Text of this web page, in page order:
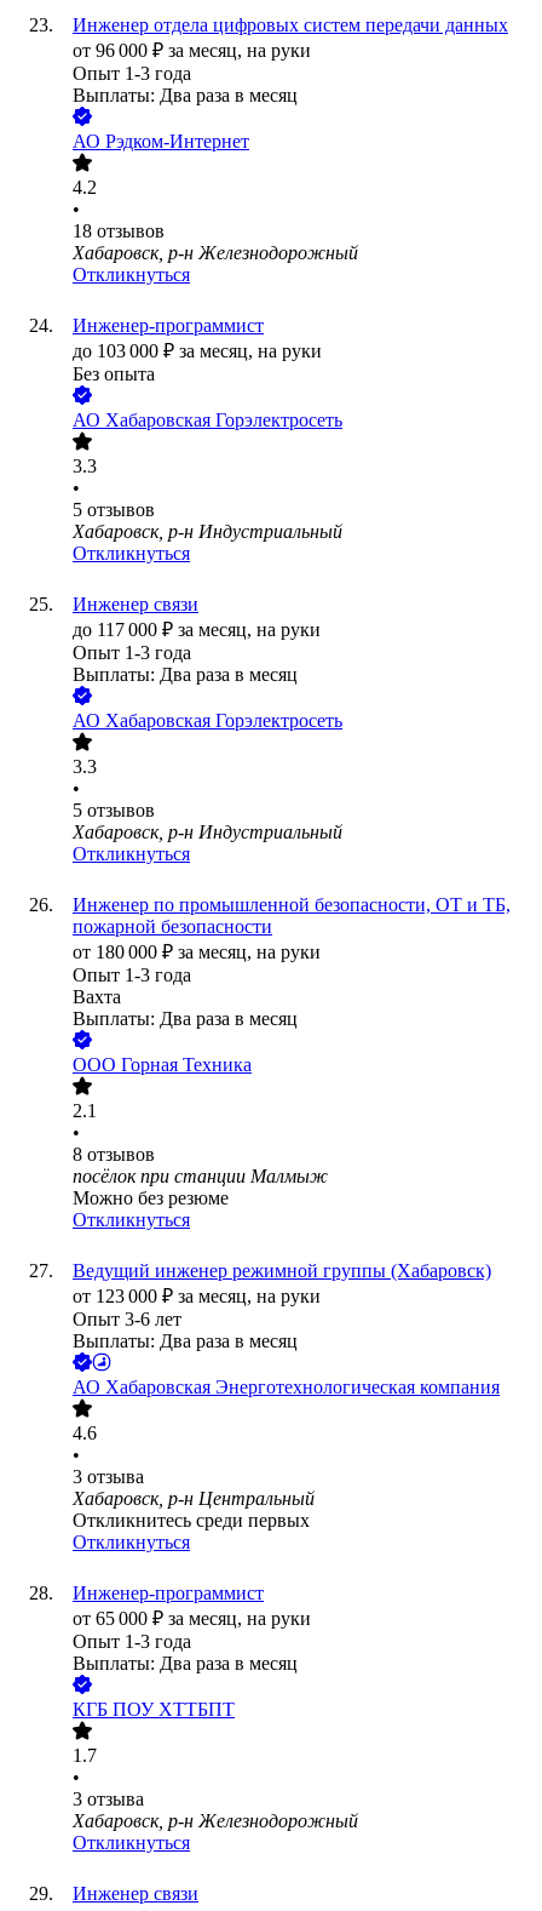
Инженер отдела цифровых систем передачи данных
от 96 000 ₽ за месяц, на руки
Опыт 1-3 года
Выплаты: Два раза в месяц
АО Рэдком-Интернет
4.2
•
18 отзывов
Хабаровск, р-н Железнодорожный
Откликнуться
Инженер-программист
до 103 000 ₽ за месяц, на руки
Без опыта
АО Хабаровская Горэлектросеть
3.3
•
5 отзывов
Хабаровск, р-н Индустриальный
Откликнуться
Инженер связи
до 117 000 ₽ за месяц, на руки
Опыт 1-3 года
Выплаты: Два раза в месяц
АО Хабаровская Горэлектросеть
3.3
•
5 отзывов
Хабаровск, р-н Индустриальный
Откликнуться
Инженер по промышленной безопасности, ОТ и ТБ,
пожарной безопасности
от 180 000 ₽ за месяц, на руки
Опыт 1-3 года
Вахта
Выплаты: Два раза в месяц
ООО Горная Техника
2.1
•
8 отзывов
посёлок при станции Малмыж
Можно без резюме
Откликнуться
Ведущий инженер режимной группы (Хабаровск)
от 123 000 ₽ за месяц, на руки
Опыт 3-6 лет
Выплаты: Два раза в месяц
АО Хабаровская Энерготехнологическая компания
4.6
•
3 отзыва
Хабаровск, р-н Центральный
Откликнитесь среди первых
Откликнуться
Инженер-программист
от 65 000 ₽ за месяц, на руки
Опыт 1-3 года
Выплаты: Два раза в месяц
КГБ ПОУ ХТТБПТ
1.7
•
3 отзыва
Хабаровск, р-н Железнодорожный
Откликнуться
Инженер связи